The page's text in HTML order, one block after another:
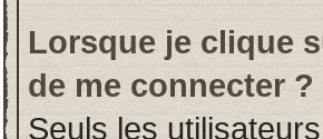
Lorsque je clique
de me connecter ?
Seuls les